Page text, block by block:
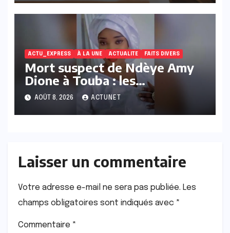
ACTU_EXPRESS À LA UNE ACTUALITE FAITS DIVERS
Mort suspect de Ndèye Amy
Dione à Touba : les
conclusions médico-légales
attendues…
AOÛT 8, 2026 ACTUNET
Laisser un commentaire
Votre adresse e-mail ne sera pas publiée. Les
champs obligatoires sont indiqués avec *
Commentaire *